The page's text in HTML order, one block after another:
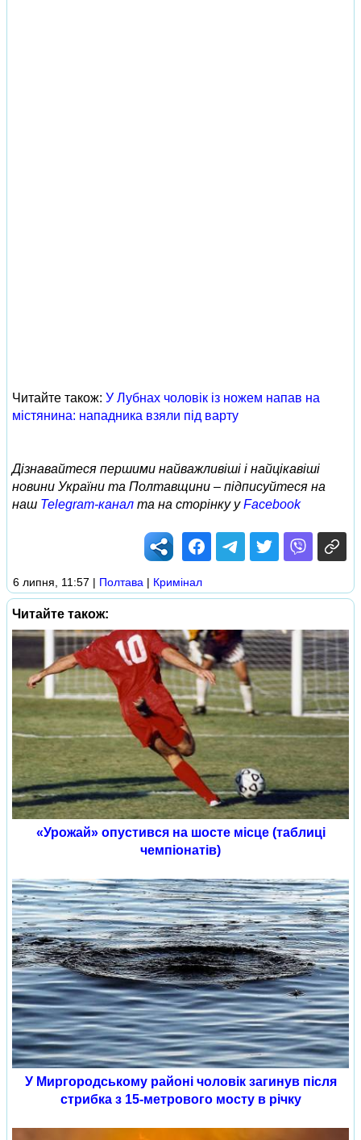
Читайте також: У Лубнах чоловік із ножем напав на
містянина: нападника взяли під варту
Дізнавайтеся першими найважливіші і найцікавіші
новини України та Полтавщини – підписуйтеся на
наш Telegram-канал та на сторінку уFacebook
6 липня, 11:57 | Полтава | Кримінал
Читайте також:
«Урожай» опустився на шосте місце (таблиці
чемпіонатів)
У Миргородському районі чоловік загинув після
стрибка з 15-метрового мосту в річку